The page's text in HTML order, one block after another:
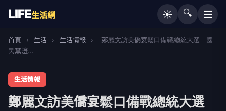
LIFE生活網 ☀️ 🔍 ☰
首頁 › 生活 › 生活情報 ›
鄭麗文訪美僑宴鬆口備戰總統大選 國
民黨澄...
生活情報
鄭麗文訪美僑宴鬆口備戰總統大選